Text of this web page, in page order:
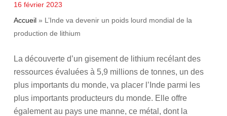
16 février 2023
Accueil» L’Inde va devenir un poids lourd mondial de la
production de lithium
La découverte d’un gisement de lithium recélant des
ressources évaluées à 5,9 millions de tonnes, un des
plus importants du monde, va placer l’Inde parmi les
plus importants producteurs du monde. Elle offre
également au pays une manne, ce métal, dont la